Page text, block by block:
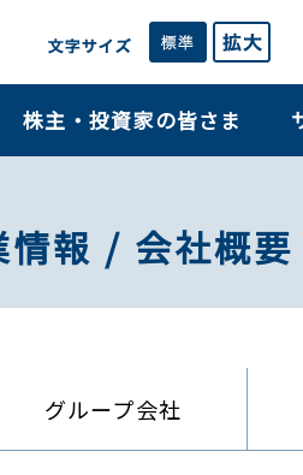
株主・投資家の皆さま
情報 / 会社概要
グループ会社